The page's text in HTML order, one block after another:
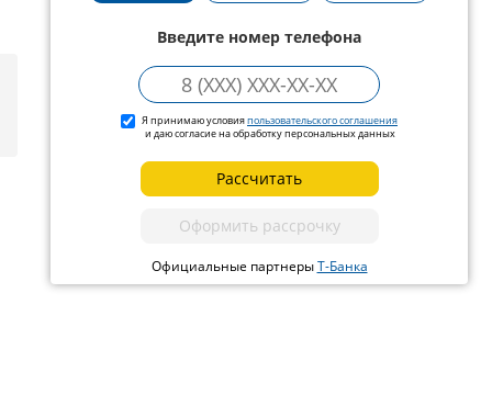
Введите номер телефона
Я принимаю условияпользовательского соглашения
и даю согласие на обработку персональных данных
Рассчитать
Оформить рассрочку
Официальные партнерыТ-Банка